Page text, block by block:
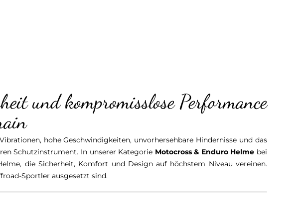
und kompromisslose Performance
hohe Geschwindigkeiten, unvorhersehbare Hindernisse und das
Schutzinstrument. In unserer Kategorie Motocross & Enduro Helme bei
die Sicherheit, Komfort und Design auf höchstem Niveau vereinen.
Sportler ausgesetzt sind.